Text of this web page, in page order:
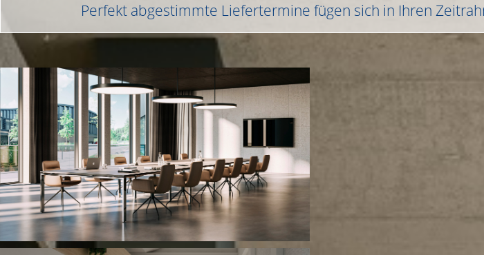
Perfekt abgestimmte Liefertermine fügen sich in Ihren